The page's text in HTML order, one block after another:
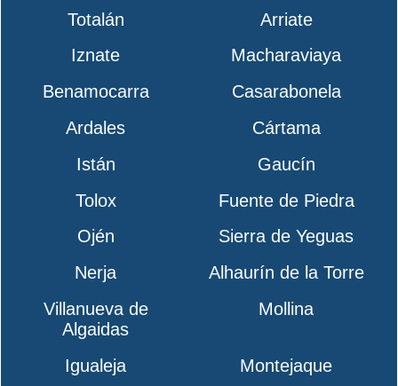
Totalán
Arriate
Iznate
Macharaviaya
Benamocarra
Casarabonela
Ardales
Cártama
Istán
Gaucín
Tolox
Fuente de Piedra
Ojén
Sierra de Yeguas
Nerja
Alhaurín de la Torre
Villanueva de
Algaidas
Mollina
Igualeja
Montejaque